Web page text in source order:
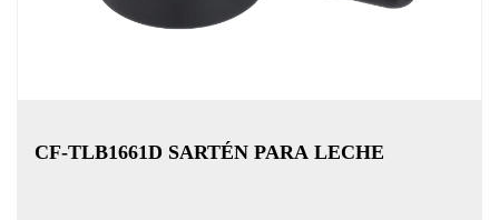
CF-TLB1661D SARTÉN PARA LECHE